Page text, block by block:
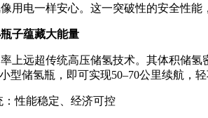
用电一样安心。这一突破性的安全性
子蕴藏大能量
上远超传统高压储氢技术。其体积储氢
型储氢瓶，即可实现50–70公里续航，
：性能稳定、经济可控